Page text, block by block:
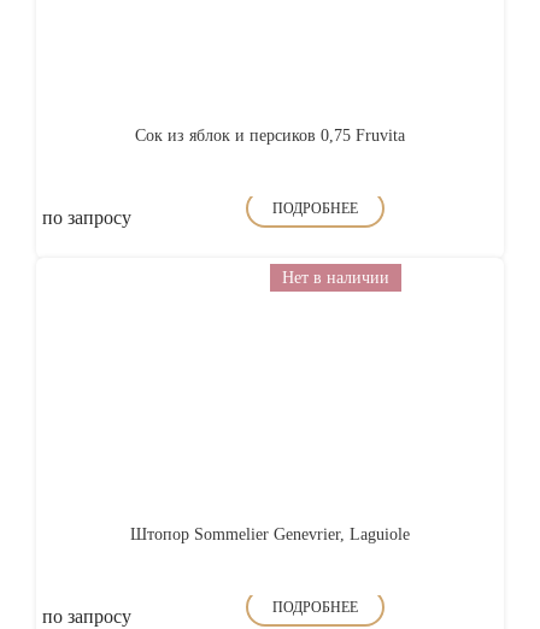
Сок из яблок и персиков 0,75 Fruvita
по запросу ПОДРОБНЕЕ
Нет в наличии
Штопор Sommelier Genevrier, Laguiole
по запросу ПОДРОБНЕЕ